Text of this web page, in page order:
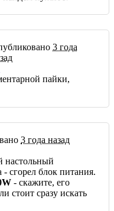
3 года
пайки,
3 года назад
сгорел блок питания.
- скажите, его
стоит сразу искать